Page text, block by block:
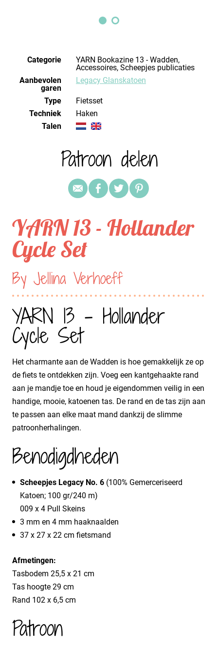
Categorie
YARN Bookazine 13 - Wadden,
Accessoires, Scheepjes publicaties
Aanbevolen
garen
Legacy Glanskatoen
Type
Fietsset
Techniek
haken
Talen
Patroon delen
YARN 13 - Hollander
Cycle Set
By Jellina Verhoeff
YARN 13 - Hollander
Cycle Set
Het charmante aan de Wadden is hoe gemakkelijk ze op
de fiets te ontdekken zijn. Voeg een kantgehaakte rand
aan je mandje toe en houd je eigendommen veilig in een
handige, mooie, katoenen tas. De rand en de tas zijn aan
te passen aan elke maat mand dankzij de slimme
patroonherhalingen.
Benodigdheden
Scheepjes Legacy No. 6 (100% Gemerceriseerd
Katoen; 100 gr/240 m)
009 x 4 Pull Skeins
3 mm en 4 mm haaknaalden
37 x 27 x 22 cm fietsmand
Afmetingen:
Tasbodem 25,5 x 21 cm
Tas hoogte 29 cm
Rand 102 x 6,5 cm
Patroon